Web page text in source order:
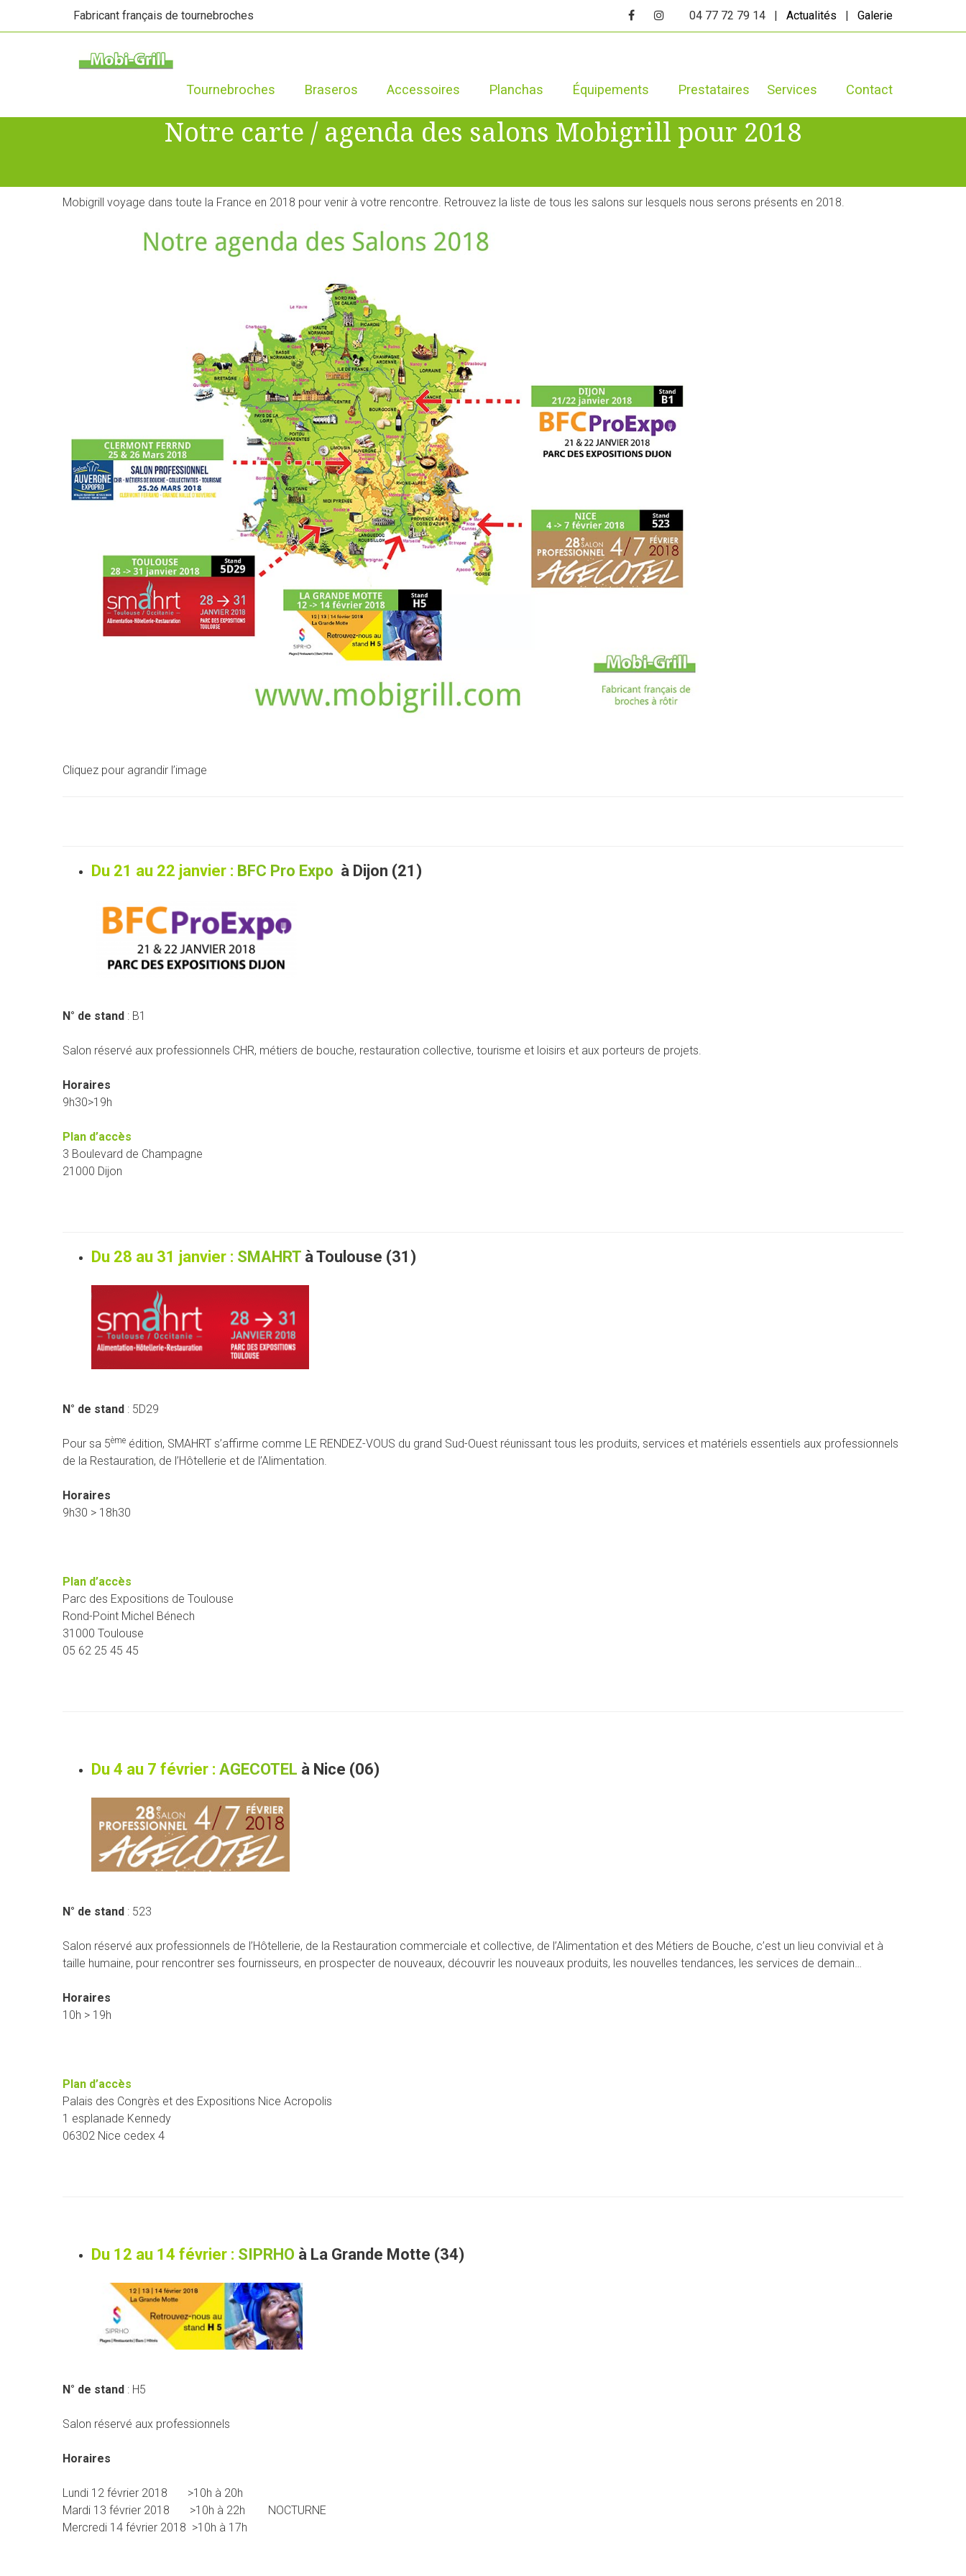
Fabricant français de tournebroches 04 77 72 79 14 | Actualités | Galerie
Tournebroches Braseros Accessoires Planchas Équipements Prestataires Services Contact
Notre carte / agenda des salons Mobigrill pour 2018
Mobigrill voyage dans toute la France en 2018 pour venir à votre rencontre. Retrouvez la liste de tous les salons sur lesquels nous serons présents en 2018.
Cliquez pour agrandir l’image
Du 21 au 22 janvier : BFC Pro Expo à Dijon (21)
N° de stand : B1
Salon réservé aux professionnels CHR, métiers de bouche, restauration collective, tourisme et loisirs et aux porteurs de projets.
Horaires
9h30>19h
Plan d’accès
3 Boulevard de Champagne
21000 Dijon
Du 28 au 31 janvier : SMAHRT à Toulouse (31)
N° de stand : 5D29
Pour sa 5ème édition, SMAHRT s’affirme comme LE RENDEZ-VOUS du grand Sud-Ouest réunissant tous les produits, services et matériels essentiels aux professionnels
de la Restauration, de l’Hôtellerie et de l’Alimentation.
Horaires
9h30 > 18h30
Plan d’accès
Parc des Expositions de Toulouse
Rond-Point Michel Bénech
31000 Toulouse
05 62 25 45 45
Du 4 au 7 février : AGECOTEL à Nice (06)
N° de stand : 523
Salon réservé aux professionnels de l’Hôtellerie, de la Restauration commerciale et collective, de l’Alimentation et des Métiers de Bouche, c’est un lieu convivial et à
taille humaine, pour rencontrer ses fournisseurs, en prospecter de nouveaux, découvrir les nouveaux produits, les nouvelles tendances, les services de demain…
Horaires
10h > 19h
Plan d’accès
Palais des Congrès et des Expositions Nice Acropolis
1 esplanade Kennedy
06302 Nice cedex 4
Du 12 au 14 février : SIPRHO à La Grande Motte (34)
N° de stand : H5
Salon réservé aux professionnels
Horaires
Lundi 12 février 2018 >10h à 20h
Mardi 13 février 2018 >10h à 22h NOCTURNE
Mercredi 14 février 2018 >10h à 17h